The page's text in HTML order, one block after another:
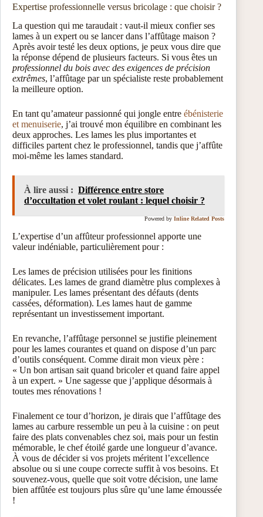
Expertise professionnelle versus bricolage : que choisir ?
La question qui me taraudait : vaut-il mieux confier ses
lames à un expert ou se lancer dans l’affûtage maison ?
Après avoir testé les deux options, je peux vous dire que
la réponse dépend de plusieurs facteurs. Si vous êtes un
professionnel du bois avec des exigences de précision
extrêmes, l’affûtage par un spécialiste reste probablement
la meilleure option.
En tant qu’amateur passionné qui jongle entre ébénisterie
et menuiserie, j’ai trouvé mon équilibre en combinant les
deux approches. Les lames les plus importantes et
difficiles partent chez le professionnel, tandis que j’affûte
moi-même les lames standard.
À lire aussi : Différence entre store
d’occultation et volet roulant : lequel choisir ?
Powered by Inline Related Posts
L’expertise d’un affûteur professionnel apporte une
valeur indéniable, particulièrement pour :
Les lames de précision utilisées pour les finitions
délicates. Les lames de grand diamètre plus complexes à
manipuler. Les lames présentant des défauts (dents
cassées, déformation). Les lames haut de gamme
représentant un investissement important.
En revanche, l’affûtage personnel se justifie pleinement
pour les lames courantes et quand on dispose d’un parc
d’outils conséquent. Comme dirait mon vieux père :
« Un bon artisan sait quand bricoler et quand faire appel
à un expert. » Une sagesse que j’applique désormais à
toutes mes rénovations !
Finalement ce tour d’horizon, je dirais que l’affûtage des
lames au carbure ressemble un peu à la cuisine : on peut
faire des plats convenables chez soi, mais pour un festin
mémorable, le chef étoilé garde une longueur d’avance.
À vous de décider si vos projets méritent l’excellence
absolue ou si une coupe correcte suffit à vos besoins. Et
souvenez-vous, quelle que soit votre décision, une lame
bien affûtée est toujours plus sûre qu’une lame émoussée
!